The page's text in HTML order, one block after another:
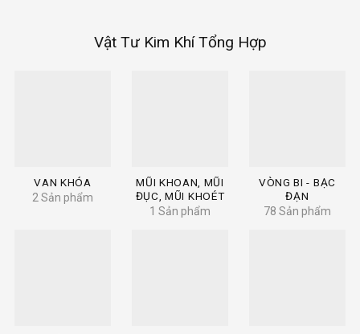
Vật Tư Kim Khí Tổng Hợp
VAN KHÓA
2 Sản phẩm
MŨI KHOAN, MŨI
ĐỤC, MŨI KHOÉT
1 Sản phẩm
VÒNG BI - BẠC
ĐẠN
78 Sản phẩm